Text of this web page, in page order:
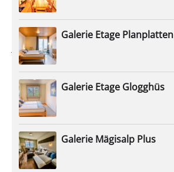
Mehrbettzimmern.
Für
jede
Gruppe
die
bei
uns
zu
Gast
ist,
steht
Galerie Etage Planplatten
Galerie Etage Glogghüs
Galerie Mägisalp Plus